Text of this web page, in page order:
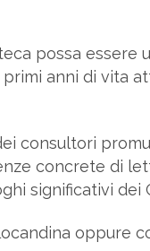
possa essere
anni di vita
consultori
concrete di
significativi dei
oppure